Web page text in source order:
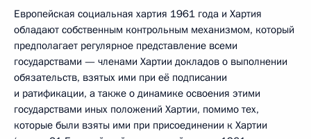
Европейская социальная хартия 1961 года и Хартия
обладают собственным контрольным механизмом, который
предполагает регулярное представление всеми
государствами — членами Хартии докладов о выполнении
обязательств, взятых ими при её подписании
и ратификации, а также о динамике освоения этими
государствами иных положений Хартии, помимо тех,
которые были взяты ими при присоединении к Хартии